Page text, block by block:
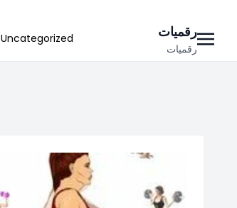
content
رقميات
رقميات
Uncategorized